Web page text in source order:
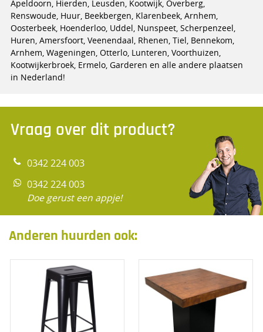
Apeldoorn, Hierden, Leusden, Kootwijk, Overberg,
Renswoude, Huur, Beekbergen, Klarenbeek, Arnhem,
Oosterbeek, Hoenderloo, Uddel, Nunspeet, Scherpenzeel,
Huren, Amersfoort, Veenendaal, Rhenen, Tiel, Bennekom,
Arnhem, Wageningen, Otterlo, Lunteren, Voorthuizen,
Kootwijkerbroek, Ermelo, Garderen en alle andere plaatsen
in Nederland!
Vraag over dit product?
0342 224 003
0342 224 003
Doe gerust een appje!
Anderen huurden ook: